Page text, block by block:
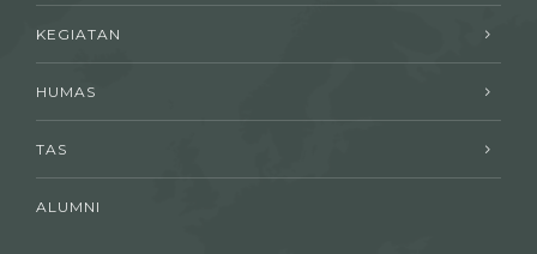
KEGIATAN
HUMAS
TAS
ALUMNI